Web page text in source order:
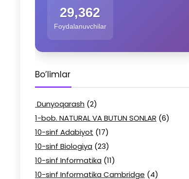
29,362
Foydalanuvchilar
Bo’limlar
Dunyoqarash (2)
1-bob. NATURAL VA BUTUN SONLAR (6)
10-sinf Adabiyot (17)
10-sinf Biologiya (23)
10-sinf Informatika (11)
10-sinf Informatika Cambridge (4)